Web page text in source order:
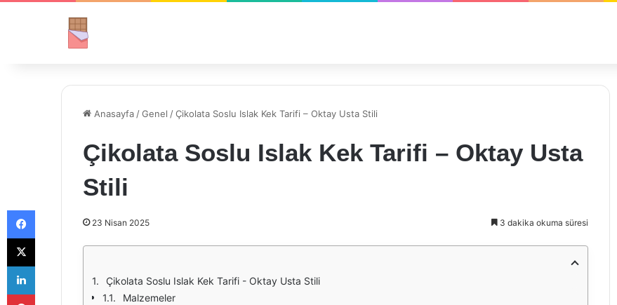
Anasayfa /Genel /Çikolata Soslu Islak Kek Tarifi – Oktay Usta Stili
Çikolata Soslu Islak Kek Tarifi – Oktay Usta
Stili
23 Nisan 2025 3 dakika okuma süresi
Çikolata Soslu Islak Kek Tarifi - Oktay Usta Stili
Malzemeler
Facebook
X
LinkedIn
Pinterest